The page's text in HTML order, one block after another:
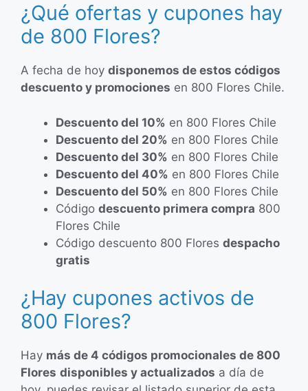
¿Qué ofertas y cupones hay
de 800 Flores?
A fecha de hoy disponemos de estos códigos
descuento y promociones en 800 Flores Chile.
Descuento del 10% en 800 Flores Chile
Descuento del 20% en 800 Flores Chile
Descuento del 30% en 800 Flores Chile
Descuento del 40% en 800 Flores Chile
Descuento del 50% en 800 Flores Chile
Código descuento primera compra 800
Flores Chile
Código descuento 800 Flores despacho
gratis
¿Hay cupones activos de
800 Flores?
Hay más de 4 códigos promocionales de 800
Flores disponibles y actualizados a día de